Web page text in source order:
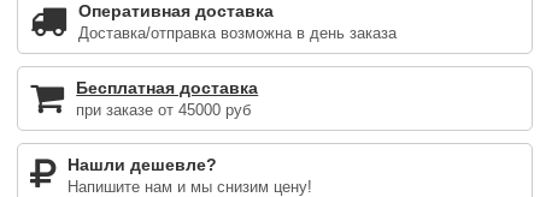
Оперативная доставка
Доставка/отправка возможна в день заказа
Бесплатная доставка
при заказе от 45000 руб
Нашли дешевле?
Напишите нам и мы снизим цену!